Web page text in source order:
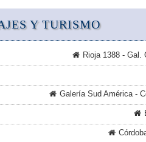
Y TURISMO
Rioja 1388 - Gal.
Galería Sud América -